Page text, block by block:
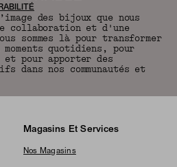
des bijoux que nous
collaboration et d'une
sommes là pour transformer
quotidiens, pour
et pour apporter des
dans nos communautés et
Magasins Et Services
Nos Magasins